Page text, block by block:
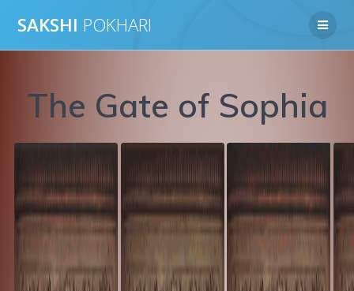
SAKSHI POKHARI
The Gate of Sophia